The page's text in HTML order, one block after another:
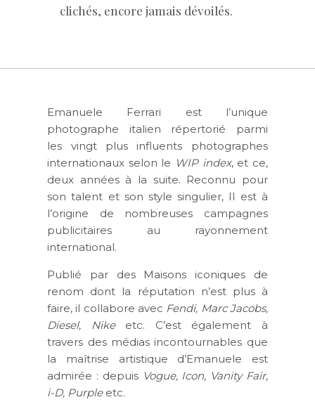
clichés, encore jamais dévoilés.
Emanuele Ferrari est l’unique
photographe italien répertorié parmi
les vingt plus influents photographes
internationaux selon le WIP index, et ce,
deux années à la suite. Reconnu pour
son talent et son style singulier, Il est à
l’origine de nombreuses campagnes
publicitaires au rayonnement
international.
Publié par des Maisons iconiques de
renom dont la réputation n’est plus à
faire, il collabore avec Fendi, Marc Jacobs,
Diesel, Nikeetc. C’est également à
travers des médias incontournables que
la maîtrise artistique d’Emanuele est
admirée : depuis Vogue, Icon, Vanity Fair,
i-D, Purpleetc.